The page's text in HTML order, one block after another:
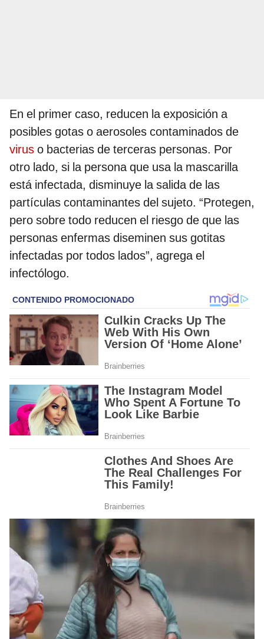
En el primer caso, reducen la exposición a
posibles gotas o aerosoles contaminados de
virus o bacterias de terceras personas. Por
otro lado, si la persona que usa la mascarilla
está infectada, disminuye la salida de las
partículas contaminantes del sujeto. “Protegen,
pero sobre todo reducen el riesgo de que las
personas enfermas diseminen sus gotitas
infectadas por todos lados”, agrega el
infectólogo.